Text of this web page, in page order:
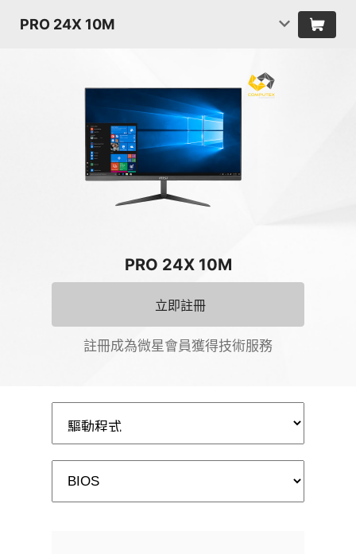
PRO 24X 10M
PRO 24X 10M
立即註冊
註冊成為微星會員獲得技術服務